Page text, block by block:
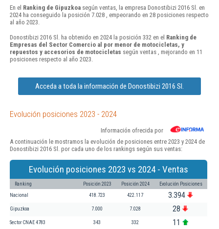
En el Ranking de Gipuzkoa según ventas, la empresa Donostibizi 2016 Sl. en
2024 ha conseguido la posición 7.028 , empeorando en 28 posiciones respecto
al año 2023.
Donostibizi 2016 Sl. ha obtenido en 2024 la posición 332 en el Ranking de
Empresas del Sector Comercio al por menor de motocicletas, y
repuestos y accesorios de motocicletas según ventas , mejorando en 11
posiciones respecto al año 2023.
Acceda a toda la información de Donostibizi 2016 Sl.
Evolución posiciones 2023 - 2024
Información ofrecida por
A continuación le mostramos la evolución de posiciones entre 2023 y 2024 de
Donostibizi 2016 Sl. por cada uno de los rankings según sus ventas:
Evolución posiciones 2023 vs 2024 - Ventas
Ranking Posición 2023 Posición 2024 Evolución Posiciones
Nacional 418.723 422.117 3.394
Gipuzkoa 7.000 7.028 28
Sector CNAE 4783 343 332 11